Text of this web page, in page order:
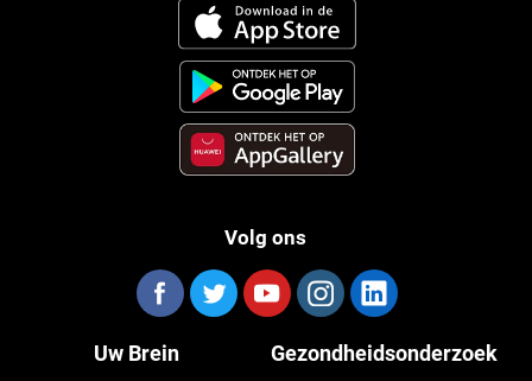
Volg ons
Uw Brein Gezondheidsonderzoek